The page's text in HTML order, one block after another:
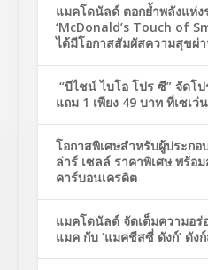
แมคโดนัลด์ ตอกย้ำพลังแห่
‘McDonald’s Touch of
ได้มีโอกาสสัมผัสความสุขผ่
“บีไชน์ ไบโอ โปร ซี” จัดโ
แถม 1 เพียง 49 บาท ที่เซเว่
โอกาสพิเศษสำหรับผู้ประก
ล่าร์ เซลล์ ราคาพิเศษ พร้อ
คาร์บอนเครดิต
แมคโดนัลด์ จัดเต็มความอร่
แมค กับ ‘แมคชีสซี่ ดังก์’ ดัง